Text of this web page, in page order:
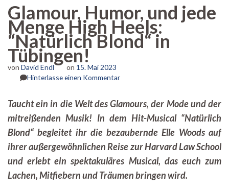
Glamour, Humor, und jede
Menge High Heels:
“Natürlich Blond“ in
Tübingen!
von David Endl on 15. Mai 2023
Hinterlasse einen Kommentarzu
und
jede
Menge
High
Heels:
“Natürlich
in
Taucht ein in die Welt des Glamours, der Mode und der
mitreißenden Musik! In dem Hit-Musical “Natürlich
Blond“ begleitet ihr die bezaubernde Elle Woods auf
ihrer außergewöhnlichen Reise zur Harvard Law School
und erlebt ein spektakuläres Musical, das euch zum
Lachen, Mitfiebern und Träumen bringen wird.